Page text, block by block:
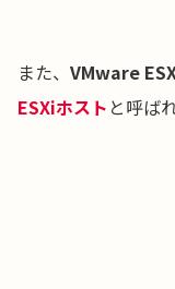
また、 VMware
ESXiホスト と呼ば